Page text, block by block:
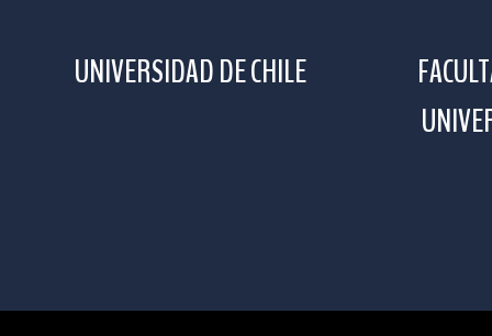
UNIVERSIDAD DE CHILE